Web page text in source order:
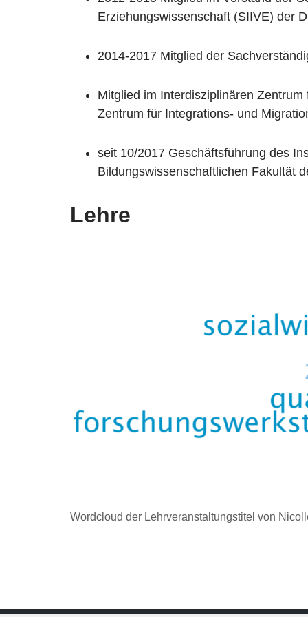
Erziehungswissenschaft (SIIVE) der
2014-2017 Mitglied der
Mitglied im Interdisziplinären
Zentrum für Integrations- und
seit 10/2017 Geschäftsführung des
Bildungswissenschaftlichen Fakultät
Lehre
Wordcloud der Lehrveranstaltungstitel von